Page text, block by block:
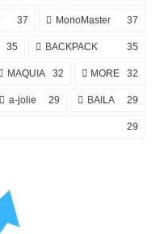
37 MonoMaster 37
35 BACKPACK 35
MAQUIA 32 MORE 32
a-jolie 29 BAILA 29
29